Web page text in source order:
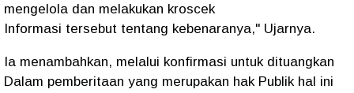
mengelola dan melakukan kroscek
Informasi tersebut tentang kebenaranya," Ujarnya.
Ia menambahkan, melalui konfirmasi untuk dituangkan
Dalam pemberitaan yang merupakan hak Publik hal ini